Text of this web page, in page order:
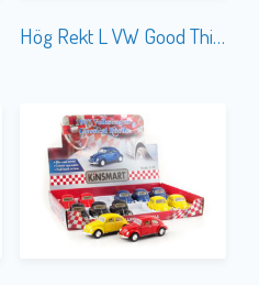
Hög Rekt L VW Good Things